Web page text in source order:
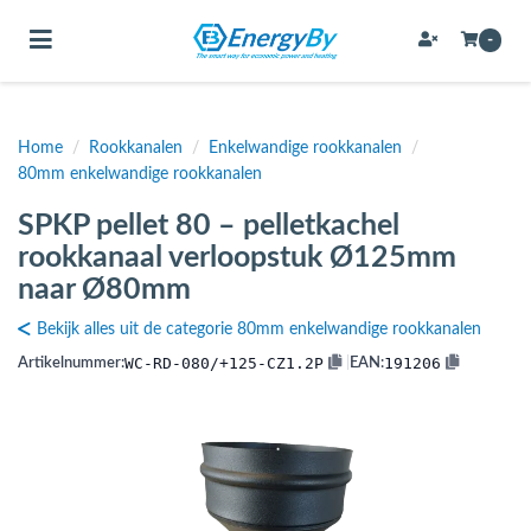
(Bevestigingsmateriaal / schroeven)
(Buizen & leidingen)
(Expansievaten)
Toggle navigation -
Home / Rookkanalen / Enkelwandige rookkanalen
/
80mm enkelwandige rookkanalen
SPKP pellet 80 – pelletkachel
rookkanaal verloopstuk Ø125mm
naar Ø80mm
Bekijk alles uit de categorie 80mm enkelwandige rookkanalen
Artikelnummer:WC-RD-080/+125-CZ1.2P EAN:191206